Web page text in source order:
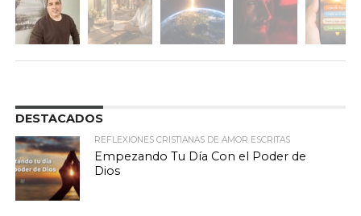
DESTACADOS
REFLEXIONES CRISTIANAS DE AMOR ESCRITAS
Empezando Tu Día Con el Poder de
Dios